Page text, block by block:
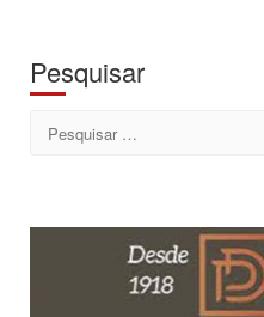
Pesquisar
Pesquisar